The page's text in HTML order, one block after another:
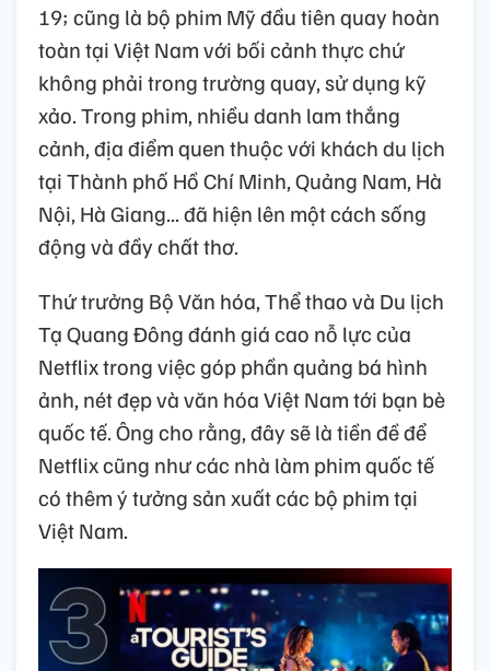
19; cũng là bộ phim Mỹ đầu tiên quay hoàn
toàn tại Việt Nam với bối cảnh thực chứ
không phải trong trường quay, sử dụng kỹ
xảo. Trong phim, nhiều danh lam thắng
cảnh, địa điểm quen thuộc với khách du lịch
tại Thành phố Hồ Chí Minh, Quảng Nam, Hà
Nội, Hà Giang... đã hiện lên một cách sống
động và đầy chất thơ.
Thứ trưởng Bộ Văn hóa, Thể thao và Du lịch
Tạ Quang Đông đánh giá cao nỗ lực của
Netflix trong việc góp phần quảng bá hình
ảnh, nét đẹp và văn hóa Việt Nam tới bạn bè
quốc tế. Ông cho rằng, đây sẽ là tiền đề để
Netflix cũng như các nhà làm phim quốc tế
có thêm ý tưởng sản xuất các bộ phim tại
Việt Nam.